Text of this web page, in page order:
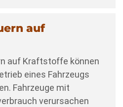
auf
auf Kraftstoffe können
eines Fahrzeugs
Fahrzeuge mit
verursachen